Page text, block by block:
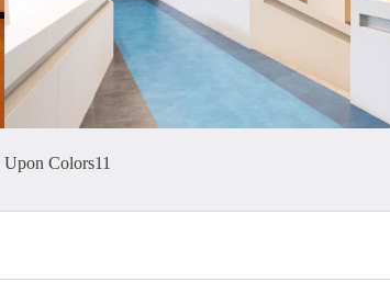
Upon Colors11